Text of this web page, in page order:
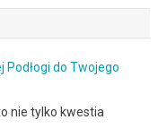
Podłogi do Twojego
nie tylko kwestia